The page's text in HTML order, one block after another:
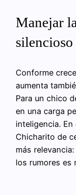
Manejar
silencioso
Conforme
aumenta
Para un chico
en una carga
inteligencia.
Chicharito de
más
los rumores es